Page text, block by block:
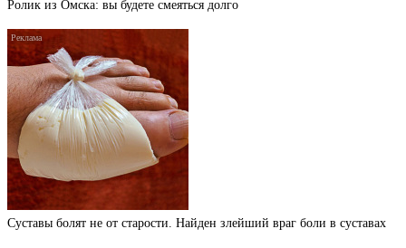
Ролик из Омска: вы будете смеяться долго
Суставы болят не от старости. Найден злейший враг боли в суставах